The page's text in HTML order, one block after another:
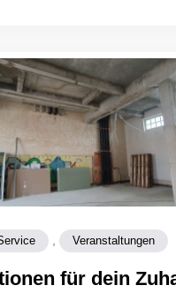
, Veranstaltungen
für dein